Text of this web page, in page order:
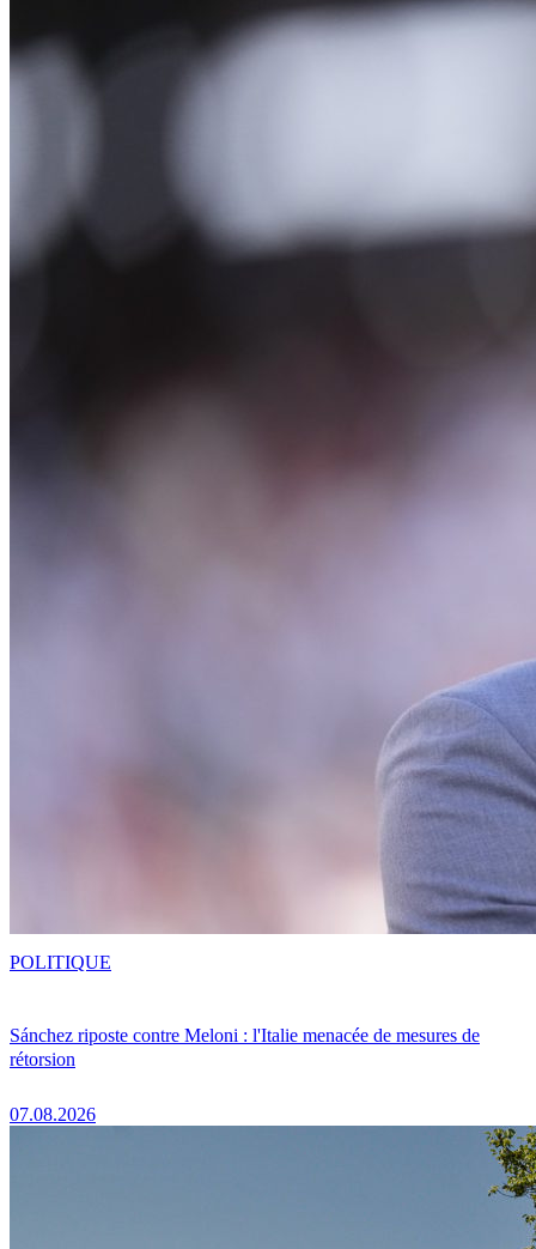
Sánchez riposte contre Meloni : l'Italie menacée de mesures de
rétorsion
07.08.2026
POLITIQUE